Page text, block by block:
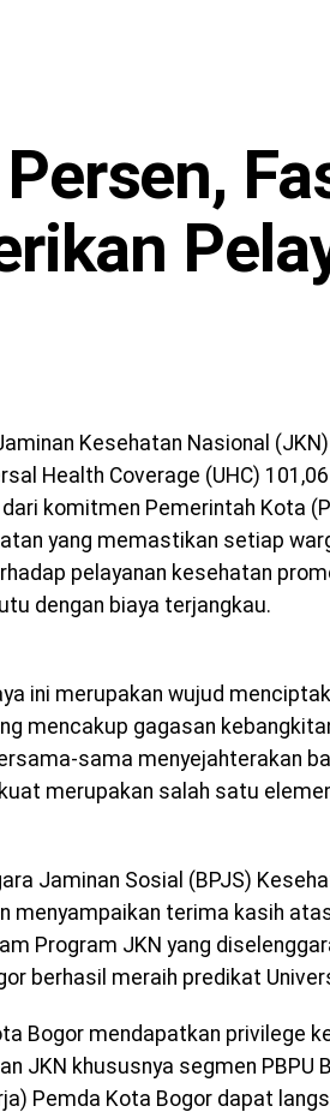
Kesehatan Nasional
Health Coverage (UHC)
komitmen Pemerintah Kota
yang memastikan setiap
pelayanan kesehatan
dengan biaya terjangkau.
ini merupakan wujud
mencakup gagasan
sama menyejahterakan
merupakan salah satu
Jaminan Sosial (BPJS)
menyampaikan terima kasih
Program JKN yang
berhasil meraih predikat
Bogor mendapatkan privilege
JKN khususnya segmen PBPU
Pemda Kota Bogor dapat